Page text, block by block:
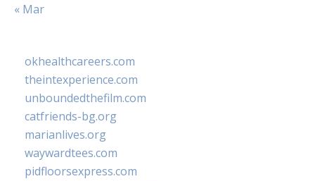
« Mar
okhealthcareers.com
theintexperience.com
unboundedthefilm.com
catfriends-bg.org
marianlives.org
waywardtees.com
pidfloorsexpress.com